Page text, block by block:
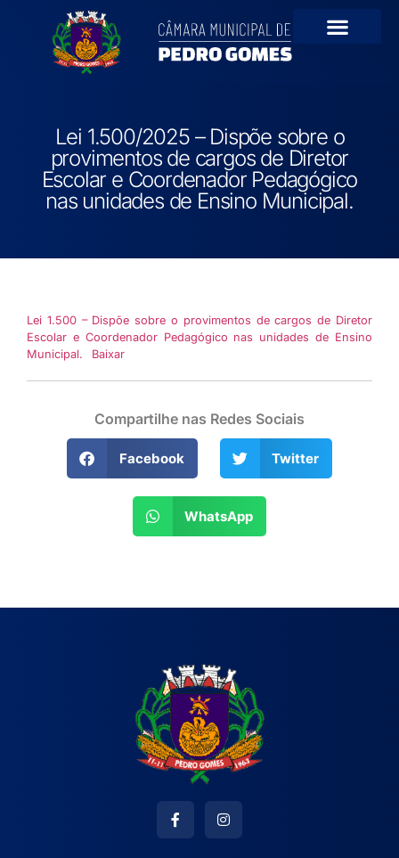
Lei 1.500/2025 – Dispõe sobre o
provimentos de cargos de Diretor
Escolar e Coordenador Pedagógico
nas unidades de Ensino Municipal.
Lei 1.500 – Dispõe sobre o provimentos de cargos de Diretor
Escolar e Coordenador Pedagógico nas unidades de Ensino
Municipal.
Baixar
Compartilhe nas Redes Sociais
Facebook Twitter
WhatsApp